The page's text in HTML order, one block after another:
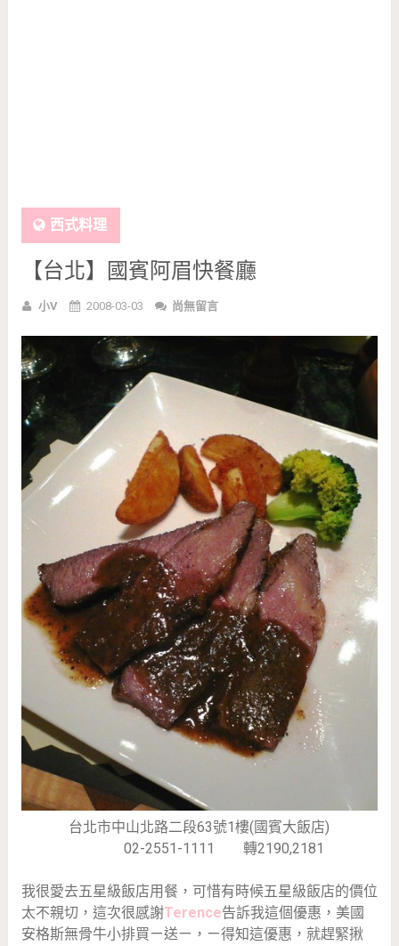
西式料理
【台北】國賓阿眉快餐廳
小V 2008-03-03 尚無留言
台北市中山北路二段63號1樓(國賓大飯店)
02-2551-1111
轉2190,2181
我很愛去五星級飯店用餐，可惜有時候五星級飯店的價位
太不親切，這次很感謝Terence告訴我這個優惠，美國
安格斯無骨牛小排買ㄧ送ㄧ，ㄧ得知這優惠，就趕緊揪